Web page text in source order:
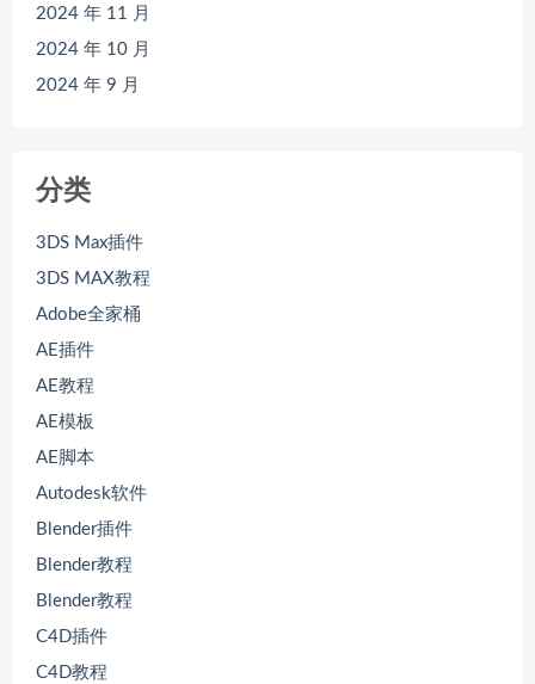
2024 年 11 月
2024 年 10 月
2024 年 9 月
分类
3DS Max插件
3DS MAX教程
Adobe全家桶
AE插件
AE教程
AE模板
AE脚本
Autodesk软件
Blender插件
Blender教程
Blender教程
C4D插件
C4D教程